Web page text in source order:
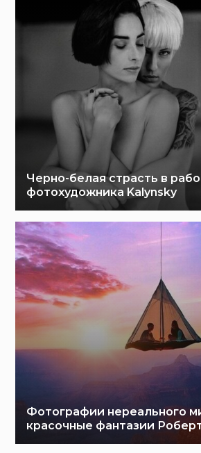
Черно-белая страсть в
фотохудожника Kalynsky
Фотографии нереального
красочные фантазии